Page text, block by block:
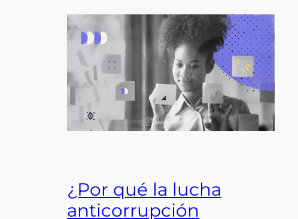
¿Por qué la lucha
anticorrupción